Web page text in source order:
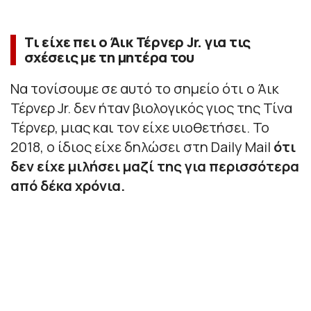
Τι είχε πει ο Άικ Τέρνερ Jr. για τις
σχέσεις με τη μητέρα του
Να τονίσουμε σε αυτό το σημείο ότι ο Άικ
Τέρνερ Jr. δεν ήταν βιολογικός γιος της Τίνα
Τέρνερ, μιας και τον είχε υιοθετήσει. Το
2018, ο ίδιος είχε δηλώσει στη Daily Mail ότι
δεν είχε μιλήσει μαζί της για περισσότερα
από δέκα χρόνια.